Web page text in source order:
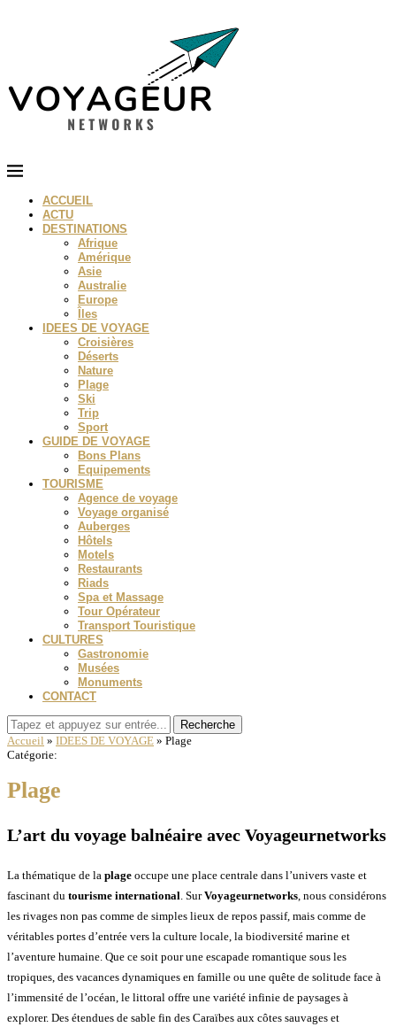
ACCUEIL
ACTU
DESTINATIONS
Afrique
Amérique
Asie
Australie
Europe
Îles
IDEES DE VOYAGE
Croisières
Déserts
Nature
Plage
Ski
Trip
Sport
GUIDE DE VOYAGE
Bons Plans
Equipements
TOURISME
Agence de voyage
Voyage organisé
Auberges
Hôtels
Motels
Restaurants
Riads
Spa et Massage
Tour Opérateur
Transport Touristique
CULTURES
Gastronomie
Musées
Monuments
CONTACT
Recherche
Accueil » IDEES DE VOYAGE » Plage
Catégorie:
Plage
L’art du voyage balnéaire avec Voyageurnetworks
La thématique de la plage occupe une place centrale dans l’univers vaste et
fascinant du tourisme international . SurVoyageurnetworks , nous considérons
les rivages non pas comme de simples lieux de repos passif, mais comme de
véritables portes d’entrée vers la culture locale, la biodiversité marine et
l’aventure humaine. Que ce soit pour une escapade romantique sous les
tropiques, des vacances dynamiques en famille ou une quête de solitude face à
l’immensité de l’océan, le littoral offre une variété infinie de paysages à
explorer. Des étendues de sable fin des Caraïbes aux côtes sauvages et